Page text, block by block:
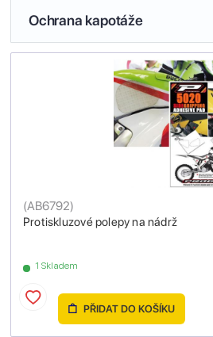
Ochrana kapotáže
Protiskluzové polepy na nádrž
(AB6792)
1 Skladem
PŘIDAT DO KOŠÍKU